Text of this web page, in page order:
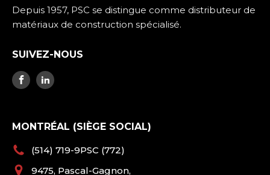
Depuis 1957, PSC se distingue comme distributeur de
matériaux de construction spécialisé.
SUIVEZ-NOUS
MONTRÉAL (SIÈGE SOCIAL)
(514) 719-9PSC (772)
9475, Pascal-Gagnon,